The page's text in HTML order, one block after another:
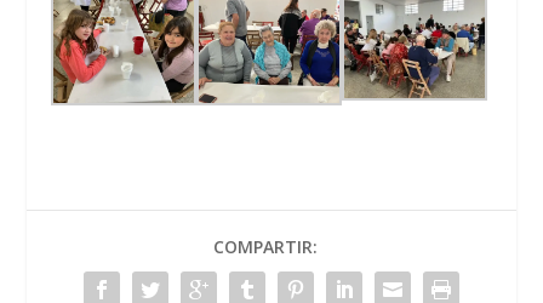
COMPARTIR: